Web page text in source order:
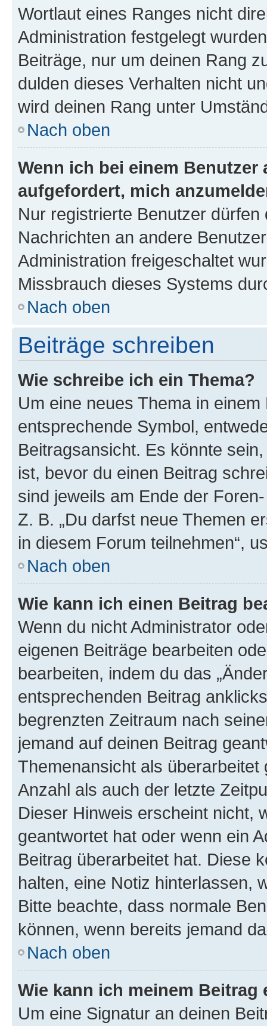
Wortlaut eines Ranges nicht
Administration festgelegt
Beiträge, nur um deinen Rang
dulden dieses Verhalten nicht
wird deinen Rang unter
Nach oben
Wenn ich bei einem
aufgefordert, mich
Nur registrierte Benutzer
Nachrichten an andere
Administration freigeschaltet
Missbrauch dieses Systems
Nach oben
Beiträge schreiben
Wie schreibe ich ein Thema?
Um eine neues Thema in
entsprechende Symbol,
Beitragsansicht. Es könnte
ist, bevor du einen Beitrag
sind jeweils am Ende der
Z. B. „Du darfst neue Themen
in diesem Forum teilnehmen“,
Nach oben
Wie kann ich einen Beitrag
Wenn du nicht Administrator
eigenen Beiträge bearbeiten
bearbeiten, indem du das
entsprechenden Beitrag
begrenzten Zeitraum nach
jemand auf deinen Beitrag
Themenansicht als
Anzahl als auch der letzte
Dieser Hinweis erscheint nicht,
geantwortet hat oder wenn ein
Beitrag überarbeitet hat. Diese
halten, eine Notiz hinterlassen,
Bitte beachte, dass normale
können, wenn bereits jemand
Nach oben
Wie kann ich meinem
Um eine Signatur an deinen